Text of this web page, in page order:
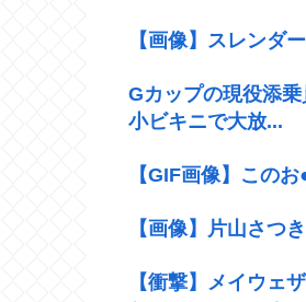
【画像】スレンダ
Gカップの現役添
小ビキニで大放...
【GIF画像】この
【画像】片山さつ
【衝撃】メイウェ